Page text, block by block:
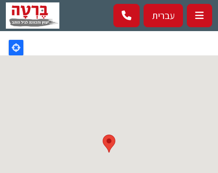
Перейти к основному содержанию
עברית